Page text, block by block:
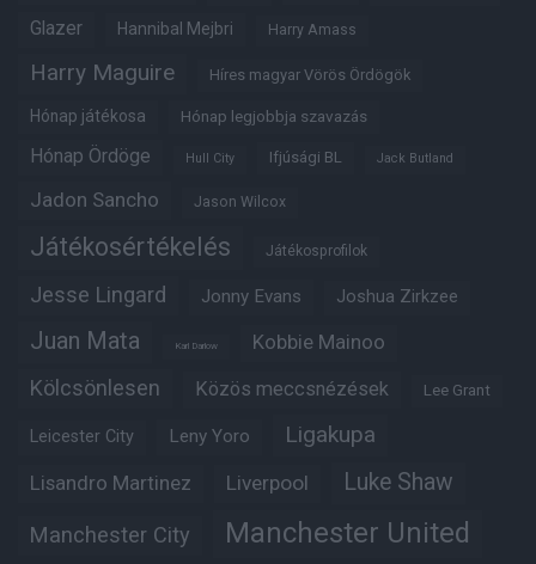
Glazer Hannibal Mejbri Harry Amass
Harry Maguire Híres magyar Vörös Ördögök
Hónap játékosa Hónap legjobbja szavazás
Hónap Ördöge Hull City Ifjúsági BL Jack Butland
Jadon Sancho Jason Wilcox
Játékosértékelés Játékosprofilok
Jesse Lingard Jonny Evans Joshua Zirkzee
Juan Mata Karl Darlow Kobbie Mainoo
Kölcsönlesen Közös meccsnézések Lee Grant
Leicester City Leny Yoro Ligakupa
Lisandro Martinez Liverpool Luke Shaw
Manchester City Manchester United